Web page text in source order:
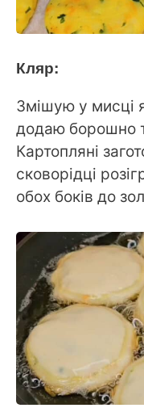
Кляр:
Змішую у мисці
додаю борошно
Картопляні
сковорідці
обох боків до